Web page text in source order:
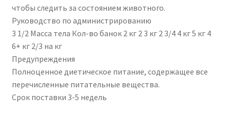
чтобы следить за состоянием животного.
Руководство по администрированию
3 1/2 Масса тела Кол-во банок 2 кг 2 3 кг 2 3/4 4 кг 5 кг 4
6+ кг 2/3 на кг
Предупреждения
Полноценное диетическое питание, содержащее все
перечисленные питательные вещества.
Срок поставки 3-5 недель